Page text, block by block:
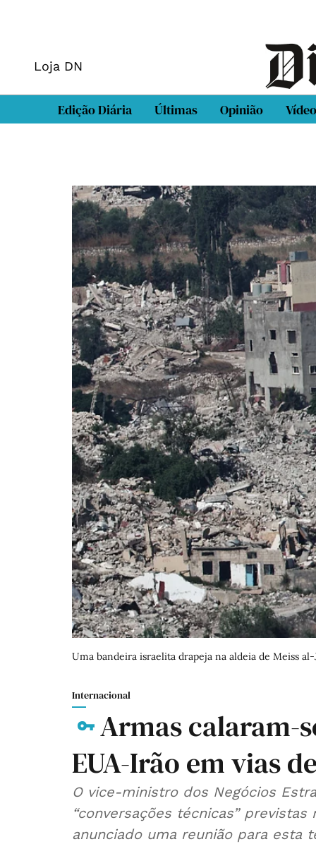
Loja DN
Edição Diária Últimas Opinião
Uma bandeira israelita drapeja na aldeia de Meiss
Internacional
Armas calaram-
EUA-Irão em vias
O vice-ministro dos Negócios
“conversações técnicas”
anunciado uma reunião para esta